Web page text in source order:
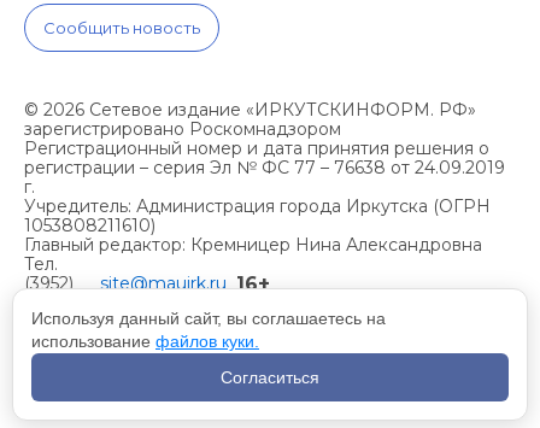
Сообщить новость
© 2026 Сетевое издание «ИРКУТСКИНФОРМ. РФ»
зарегистрировано Роскомнадзором
Регистрационный номер и дата принятия решения о
регистрации – серия Эл № ФС 77 – 76638 от 24.09.2019
г.
Учредитель: Администрация города Иркутска (ОГРН
1053808211610)
Главный редактор: Кремницер Нина Александровна
Тел.
(3952)
site@mauirk.ru 16+
Учетная политика организации
Политика конфиденциальности
Используя данный сайт, вы соглашаетесь на
использование файлов куки.
Согласиться